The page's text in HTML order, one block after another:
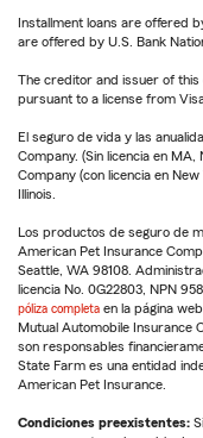
Installment loans are offered
are offered by U.S. Bank
The creditor and issuer of this
pursuant to a license from
El seguro de vida y las
Company. (Sin licencia en
Company (con licencia en
Illinois.
Los productos de seguro de
American Pet Insurance
Seattle, WA 98108.
licencia No. 0G22803, NPN
póliza completa en la página
Mutual Automobile Insurance
son responsables
State Farm es una entidad
American Pet Insurance.
Condiciones preexistentes: